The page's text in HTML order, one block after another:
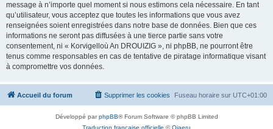
message à n’importe quel moment si nous estimons cela nécessaire. En tant
qu’utilisateur, vous acceptez que toutes les informations que vous avez
renseignées soient enregistrées dans notre base de données. Bien que ces
informations ne seront pas diffusées à une tierce partie sans votre
consentement, ni « Korvigelloù An DROUIZIG », ni phpBB, ne pourront être
tenus comme responsables en cas de tentative de piratage informatique visant
à compromettre vos données.
Accueil du forum Fuseau horaire sur UTC+01:00
Supprimer les cookies
Développé parphpBB® Forum Software © phpBB Limited
Traduction française officielle ©Qiaeru